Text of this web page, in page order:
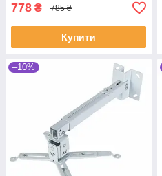
778 ₴ 785 ₴
Купити
–10%